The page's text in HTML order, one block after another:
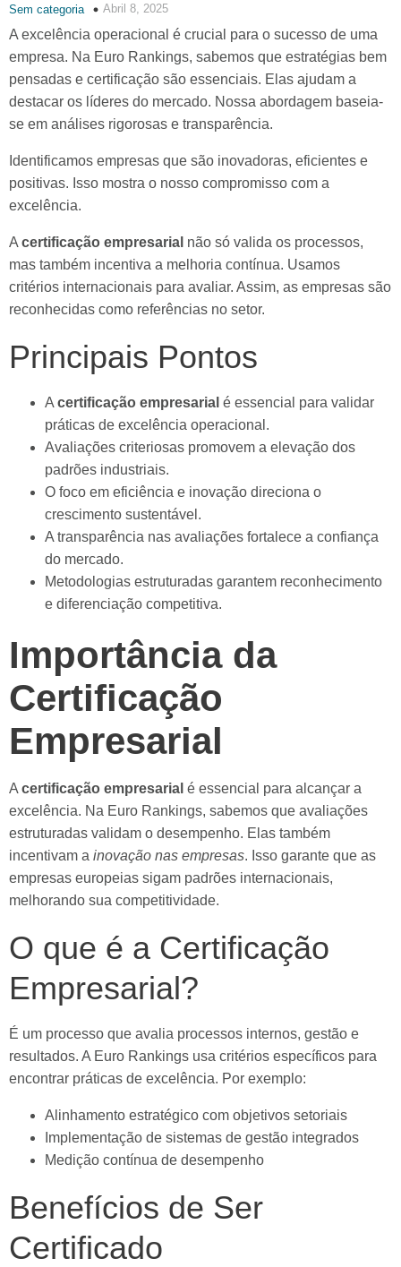
Sem categoria Abril 8, 2025
A excelência operacional é crucial para o sucesso de uma
empresa. Na Euro Rankings, sabemos que estratégias bem
pensadas e certificação são essenciais. Elas ajudam a
destacar os líderes do mercado. Nossa abordagem baseia-
se em análises rigorosas e transparência.
Identificamos empresas que são inovadoras, eficientes e
positivas. Isso mostra o nosso compromisso com a
excelência.
A certificação empresarial não só valida os processos,
mas também incentiva a melhoria contínua. Usamos
critérios internacionais para avaliar. Assim, as empresas são
reconhecidas como referências no setor.
Principais Pontos
A certificação empresarial é essencial para validar
práticas de excelência operacional.
Avaliações criteriosas promovem a elevação dos
padrões industriais.
O foco em eficiência e inovação direciona o
crescimento sustentável.
A transparência nas avaliações fortalece a confiança
do mercado.
Metodologias estruturadas garantem reconhecimento
e diferenciação competitiva.
Importância da
Certificação
Empresarial
A certificação empresarial é essencial para alcançar a
excelência. Na Euro Rankings, sabemos que avaliações
estruturadas validam o desempenho. Elas também
incentivam a inovação nas empresas. Isso garante que as
empresas europeias sigam padrões internacionais,
melhorando sua competitividade.
O que é a Certificação
Empresarial?
É um processo que avalia processos internos, gestão e
resultados. A Euro Rankings usa critérios específicos para
encontrar práticas de excelência. Por exemplo:
Alinhamento estratégico com objetivos setoriais
Implementação de sistemas de gestão integrados
Medição contínua de desempenho
Benefícios de Ser
Certificado